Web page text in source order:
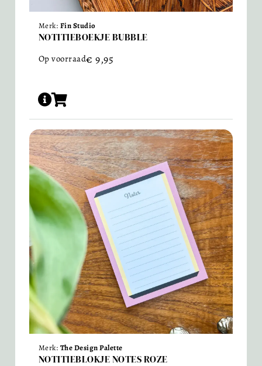
Merk: Fin Studio
NOTITIEBOEKJE BUBBLE
Op voorraad€ 9,95
Merk: The Design Palette
NOTITIEBLOKJE NOTES ROZE